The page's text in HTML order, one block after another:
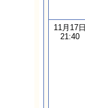
11月17日
21:40